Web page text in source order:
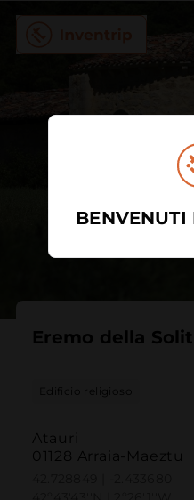
Eremo della
Edificio religioso
Atauri
01128 Arraia-Maeztu
BENVENUTI